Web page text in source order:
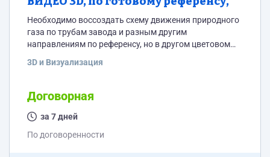
Необходимо воссоздать схему движения природного
газа по трубам завода и разным другим
направлениям по референсу, но в другом цветовом
КСПГ https://yadi.sk/i/twz7sTaU6Wq3PA + будет
сбытовой инфраструктуры В сценарии значится:
Метановоз загружается на заводе – едет до деревни.
Подъезжает к блоку регазификации. Станция
загораются светом, люди...
3D и Визуализация
Договорная
за 7 дней
По договоренности